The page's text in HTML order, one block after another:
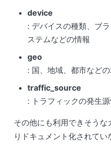
device
: デバイスの種類、ブ
ステムなどの情報
geo
: 国、地域、都市など
traffic_source
: トラフィックの発生
その他にも利用できそうな
りドキュメント化されて